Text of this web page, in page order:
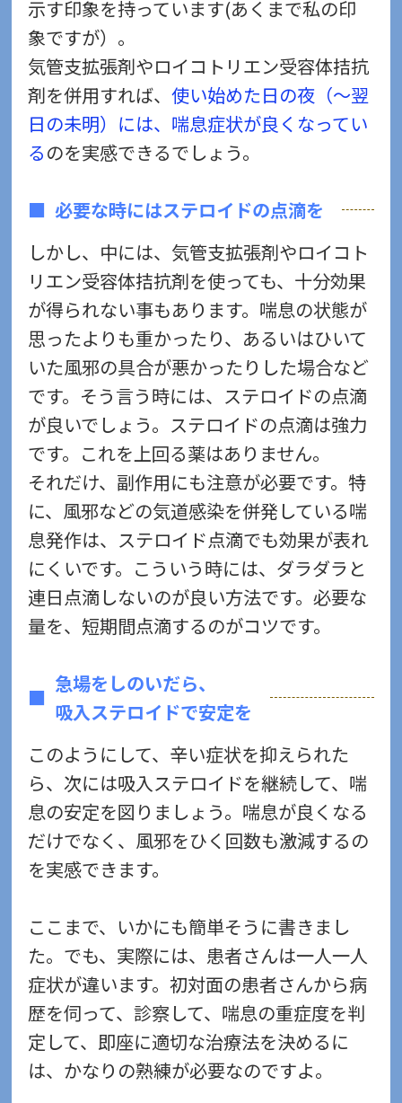
示す印象を持っています(あくまで私の印
象ですが）。
気管支拡張剤やロイコトリエン受容体拮抗
剤を併用すれば、使い始めた日の夜（～翌
日の未明）には、喘息症状が良くなってい
るのを実感できるでしょう。
必要な時にはステロイドの点滴を
しかし、中には、気管支拡張剤やロイコト
リエン受容体拮抗剤を使っても、十分効果
が得られない事もあります。喘息の状態が
思ったよりも重かったり、あるいはひいて
いた風邪の具合が悪かったりした場合など
です。そう言う時には、ステロイドの点滴
が良いでしょう。ステロイドの点滴は強力
です。これを上回る薬はありません。
それだけ、副作用にも注意が必要です。特
に、風邪などの気道感染を併発している喘
息発作は、ステロイド点滴でも効果が表れ
にくいです。こういう時には、ダラダラと
連日点滴しないのが良い方法です。必要な
量を、短期間点滴するのがコツです。
急場をしのいだら、
吸入ステロイドで安定を
このようにして、辛い症状を抑えられた
ら、次には吸入ステロイドを継続して、喘
息の安定を図りましょう。喘息が良くなる
だけでなく、風邪をひく回数も激減するの
を実感できます。
ここまで、いかにも簡単そうに書きまし
た。でも、実際には、患者さんは一人一人
症状が違います。初対面の患者さんから病
歴を伺って、診察して、喘息の重症度を判
定して、即座に適切な治療法を決めるに
は、かなりの熟練が必要なのですよ。